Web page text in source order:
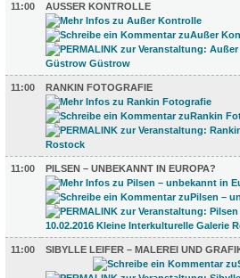
11:00 AUSSER KONTROLLE
11:00 RANKIN FOTOGRAFIE
11:00 PILSEN – UNBEKANNT IN EUROPA?
11:00 SIBYLLE LEIFER – MALEREI UND